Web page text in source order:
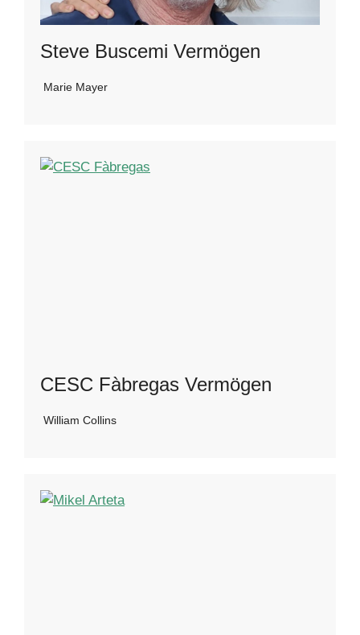
Steve Buscemi Vermögen
Marie Mayer
CESC Fàbregas Vermögen
William Collins